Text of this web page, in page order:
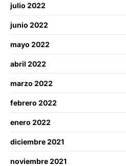
julio 2022
junio 2022
mayo 2022
abril 2022
marzo 2022
febrero 2022
enero 2022
diciembre 2021
noviembre 2021